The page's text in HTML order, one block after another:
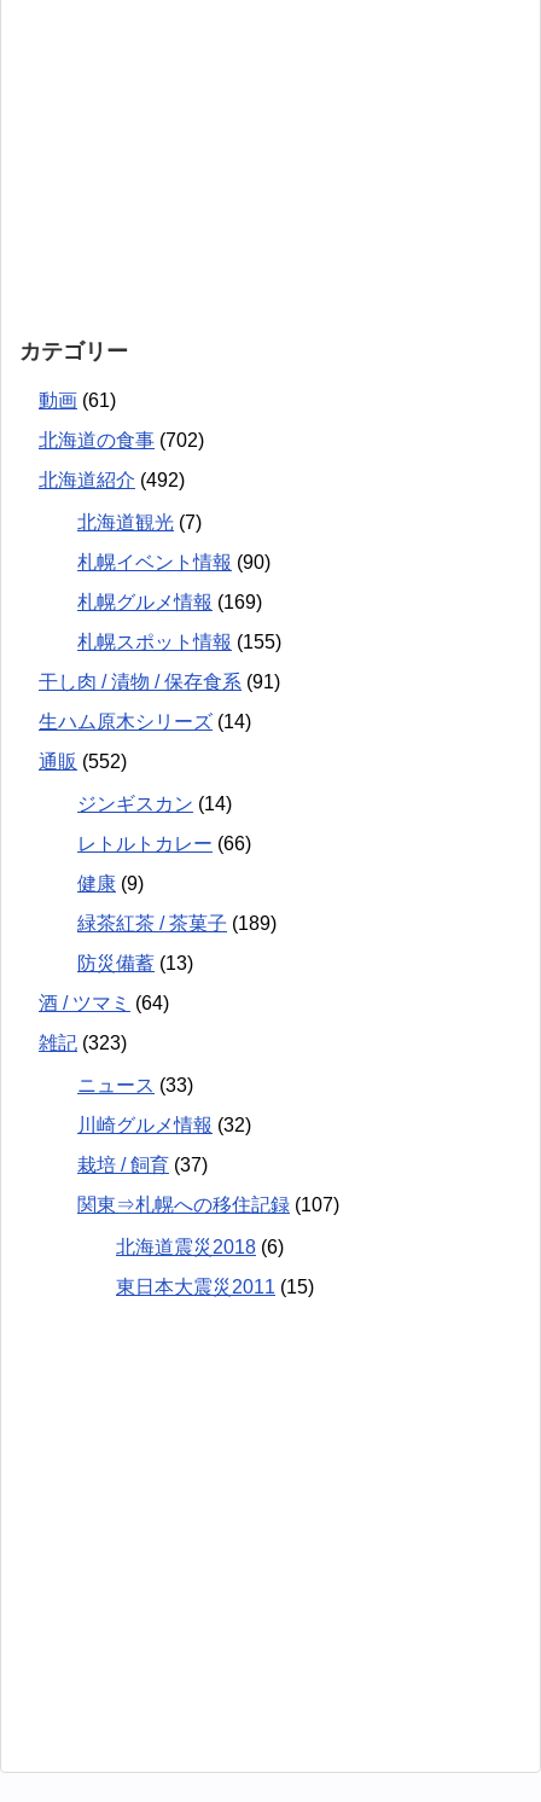
カテゴリー
動画 (61)
北海道の食事 (702)
北海道紹介 (492)
北海道観光 (7)
札幌イベント情報 (90)
札幌グルメ情報 (169)
札幌スポット情報 (155)
干し肉 / 漬物 / 保存食系 (91)
生ハム原木シリーズ (14)
通販 (552)
ジンギスカン (14)
レトルトカレー (66)
健康 (9)
緑茶紅茶 / 茶菓子 (189)
防災備蓄 (13)
酒 / ツマミ (64)
雑記 (323)
ニュース (33)
川崎グルメ情報 (32)
栽培 / 飼育 (37)
関東⇒札幌への移住記録 (107)
北海道震災2018 (6)
東日本大震災2011 (15)